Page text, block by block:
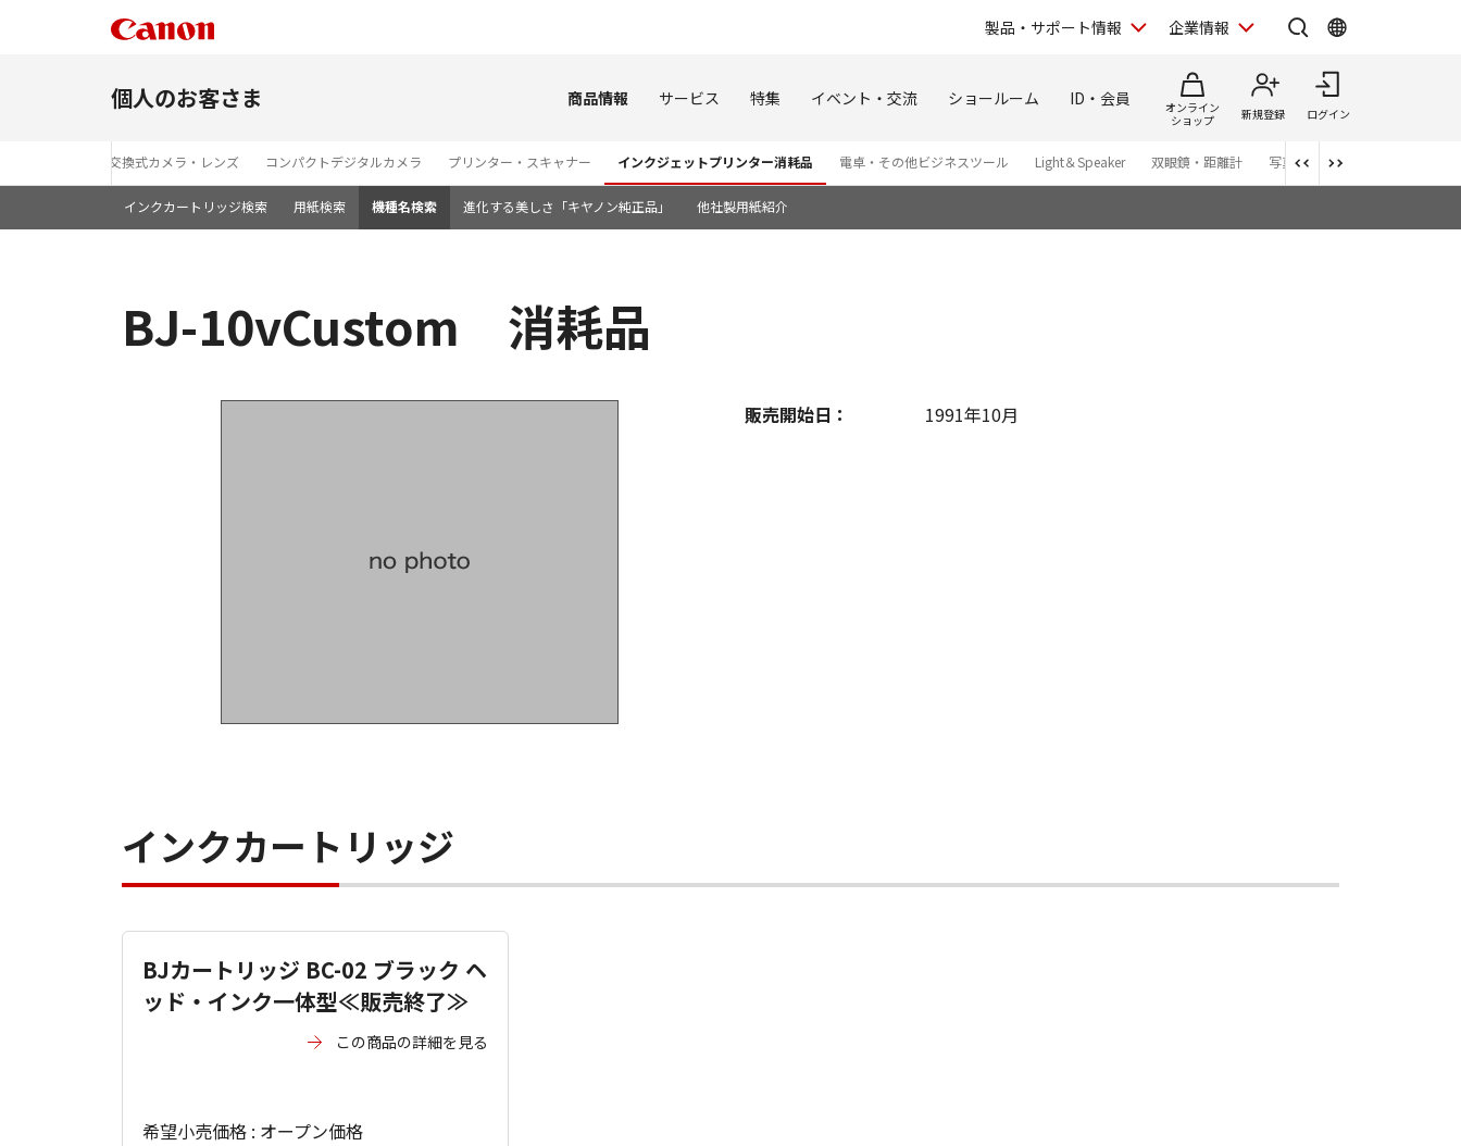
製品・サポート情報 企業情報
個人のお客さま 商品情報 サービス 特集 イベント・交流 ショールーム ID・会員
オンライン
ショップ
新規登録 ログイン
レンズ交換式カメラ・レンズ コンパクトデジタルカメラ プリンター・スキャナー インクジェットプリンター消耗品 電卓・その他ビジネスツール Light＆Speaker 双眼鏡・距離計 写真集 アプリ・ソフトウエ
インクカートリッジ検索 用紙検索 機種名検索 進化する美しさ「キヤノン純正品」 他社製用紙紹介
BJ-10vCustom 消耗品
販売開始日： 1991年10月
インクカートリッジ
BJカートリッジ BC-02 ブラック ヘ
ッド・インク一体型≪販売終了≫
この商品の詳細を見る
希望小売価格 : オープン価格